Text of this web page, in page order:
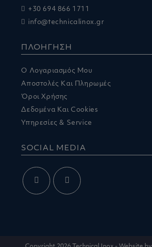
+30 694 866 1711
info@technicalinox.gr
ΠΛΟΗΓΗΣΗ
Ο Λογαριασμός Μου
Αποστολές Και Πληρωμές
Όροι Χρήσης
Δεδομένα Και Cookies
Υπηρεσίες & Service
SOCIAL MEDIA